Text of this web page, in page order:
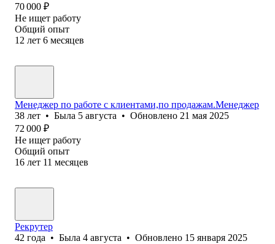
70 000 ₽
Не ищет работу
Общий опыт
12 лет 6 месяцев
Менеджер по работе с клиентами,по продажам.Менеджер
38 лет • Была 5 августа • Обновлено 21 мая 2025
72 000 ₽
Не ищет работу
Общий опыт
16 лет 11 месяцев
Рекрутер
42 года • Была 4 августа • Обновлено 15 января 2025